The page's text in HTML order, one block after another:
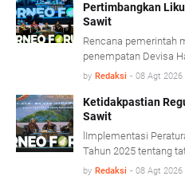
Pertimbangkan
Sawit
Rencana pemerintah
penempatan Devisa
(DHE SDA) menjadi
usaha industri kelapa
by Redaksi - 08 Agt 2026
Ketidakpastian
Sawit
lImplementasi
Tahun 2025 tentang
administratif di bidang
by Redaksi - 08 Agt 2026